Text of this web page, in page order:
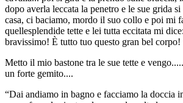
dopo averla leccata la penetro e le sue grida
casa, ci baciamo, mordo il suo collo e poi mi
quellesplendide tette e lei tutta eccitata mi
bravissimo! È tutto tuo questo gran bel
Metto il mio bastone tra le sue tette e
un forte gemito....
“Dai andiamo in bagno e facciamo la doccia